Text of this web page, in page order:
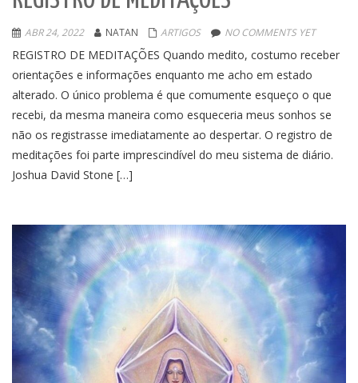
ABR 24, 2022 NATAN ARTIGOS NO COMMENTS YET
REGISTRO DE MEDITAÇÕES Quando medito, costumo receber
orientações e informações enquanto me acho em estado
alterado. O único problema é que comumente esqueço o que
recebi, da mesma maneira como esqueceria meus sonhos se
não os registrasse imediatamente ao despertar. O registro de
meditações foi parte imprescindível do meu sistema de diário.
Joshua David Stone […]